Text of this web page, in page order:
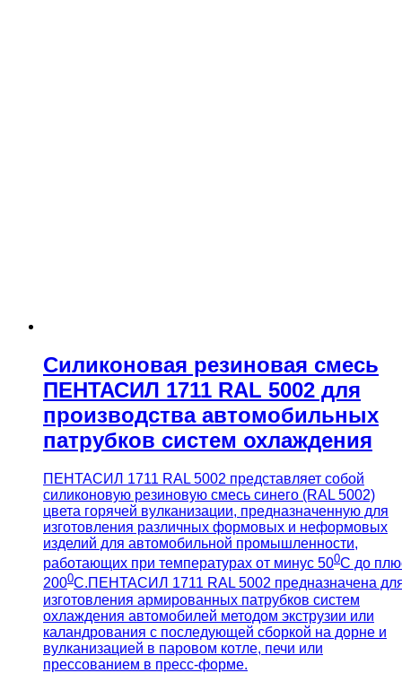
Силиконовая резиновая смесь
ПЕНТАСИЛ 1711 RAL 5002 для
производства автомобильных
патрубков систем охлаждения
ПЕНТАСИЛ 1711 RAL 5002 представляет собой
силиконовую резиновую смесь синего (RAL 5002)
цвета горячей вулканизации, предназначенную для
изготовления различных формовых и неформовых
изделий для автомобильной промышленности,
работающих при температурах от минус 500С до
2000С.ПЕНТАСИЛ 1711 RAL 5002 предназначена
изготовления армированных патрубков систем
охлаждения автомобилей методом экструзии или
каландрования с последующей сборкой на дорне и
вулканизацией в паровом котле, печи или
прессованием в пресс-форме.